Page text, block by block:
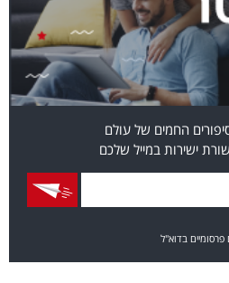
החמים של עולם
ישירות במייל שלכם
פרסומיים בדוא"ל